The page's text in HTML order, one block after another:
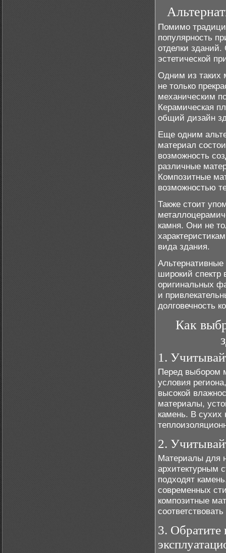
Помимо
популярность
отделки
эстетической
Одним из таких
не только
механическим
Керамическая
общий дизайн
Еще одним
материал
возможность
различные
Композитные
возможностью
Также стоит
камня. Они не
вида здания.
широкий спектр
оригинальных
и
долговечность
Как
1.
Перед выбором
условия
высокой
материалы,
камень. В сухих
2.
Материалы для
архитектурным
подходят
современных
композитные
3. Обратите